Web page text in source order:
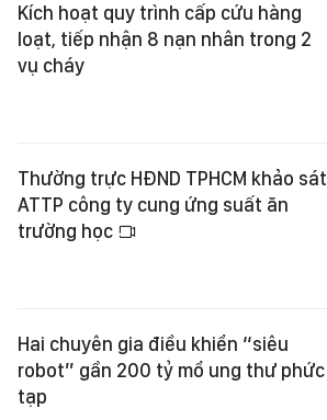
Kích hoạt quy trình cấp cứu hàng
loạt, tiếp nhận 8 nạn nhân trong 2
vụ cháy
Thường trực HĐND TPHCM khảo sát
ATTP công ty cung ứng suất ăn
trường học
Hai chuyên gia điều khiển “siêu
robot” gần 200 tỷ mổ ung thư phức
tạp